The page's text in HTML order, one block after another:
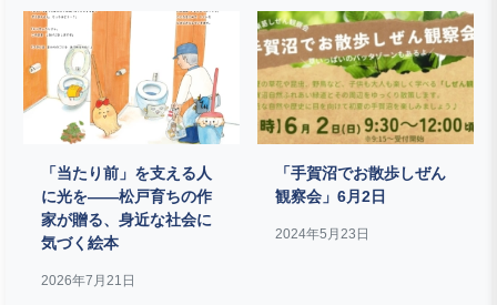
「当たり前」を支える人
に光を――松戸育ちの作
家が贈る、身近な社会に
気づく絵本
2026年7月21日
「手賀沼でお散歩しぜん
観察会」6月2日
2024年5月23日